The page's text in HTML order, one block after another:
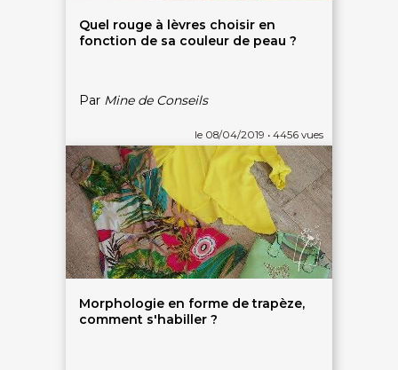
le 08/04/2019 • 4456 vues
Quel rouge à lèvres choisir en
fonction de sa couleur de peau ?
Par Mine de Conseils
Morphologie en forme de trapèze,
comment s'habiller ?